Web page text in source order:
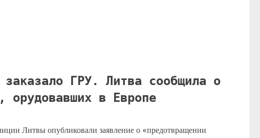
заказало ГРУ. Литва сообщила о
орудовавших в Европе
Литвы опубликовали заявление о «предотвращении